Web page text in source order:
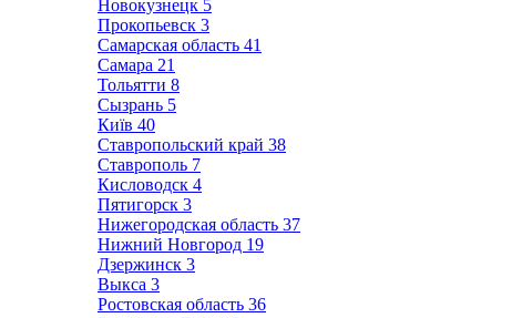
Новокузнецк 5
Прокопьевск 3
Самарская область 41
Самара 21
Тольятти 8
Сызрань 5
Київ 40
Ставропольский край 38
Ставрополь 7
Кисловодск 4
Пятигорск 3
Нижегородская область 37
Нижний Новгород 19
Дзержинск 3
Выкса 3
Ростовская область 36